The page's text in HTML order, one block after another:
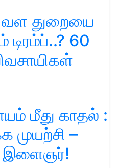
வள துறையை
டிரம்ப்..? 60
மீது காதல் :
முயற்சி –
இளைஞர்!